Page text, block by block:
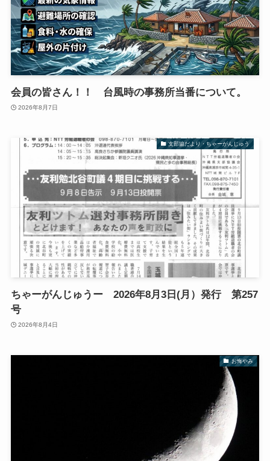
会員の皆さん！！ 台風時の事務所当番について。
2026年8月7日
支部協だより・ちゃーがんじゅう
ちゃーがんじゅうー 2026年8月3日(月）発行 第257
号
2026年8月4日
お悔やみ